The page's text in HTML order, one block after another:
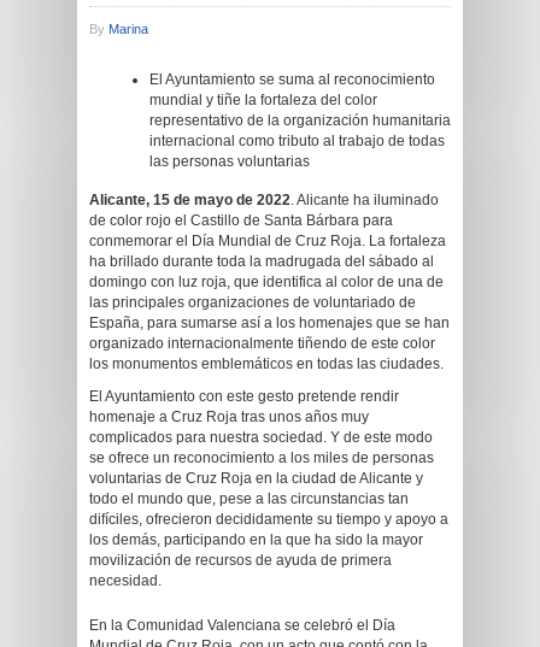
By Marina
El Ayuntamiento se suma al reconocimiento
mundial y tiñe la fortaleza del color
representativo de la organización humanitaria
internacional como tributo al trabajo de todas
las personas voluntarias
Alicante, 15 de mayo de 2022. Alicante ha iluminado
de color rojo el Castillo de Santa Bárbara para
conmemorar el Día Mundial de Cruz Roja. La fortaleza
ha brillado durante toda la madrugada del sábado al
domingo con luz roja, que identifica al color de una de
las principales organizaciones de voluntariado de
España, para sumarse así a los homenajes que se han
organizado internacionalmente tiñendo de este color
los monumentos emblemáticos en todas las ciudades.
El Ayuntamiento con este gesto pretende rendir
homenaje a Cruz Roja tras unos años muy
complicados para nuestra sociedad. Y de este modo
se ofrece un reconocimiento a los miles de personas
voluntarias de Cruz Roja en la ciudad de Alicante y
todo el mundo que, pese a las circunstancias tan
difíciles, ofrecieron decididamente su tiempo y apoyo a
los demás, participando en la que ha sido la mayor
movilización de recursos de ayuda de primera
necesidad.
En la Comunidad Valenciana se celebró el Día